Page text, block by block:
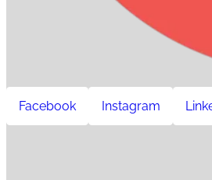
Facebook Instagram